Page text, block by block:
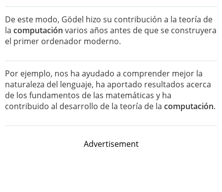
De este modo, Gödel hizo su contribución a la teoría de
la computación varios años antes de que se construyera
el primer ordenador moderno.
Por ejemplo, nos ha ayudado a comprender mejor la
naturaleza del lenguaje, ha aportado resultados acerca
de los fundamentos de las matemáticas y ha
contribuido al desarrollo de la teoría de la computación.
Advertisement